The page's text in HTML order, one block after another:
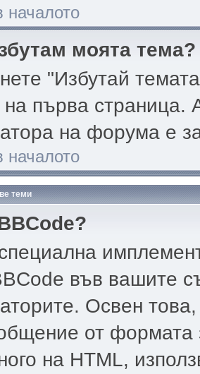
началото
моята тема?
"Избутай
първа страница.
на форума е
началото
теми
във вашите
Освен
от формата
на HTML,